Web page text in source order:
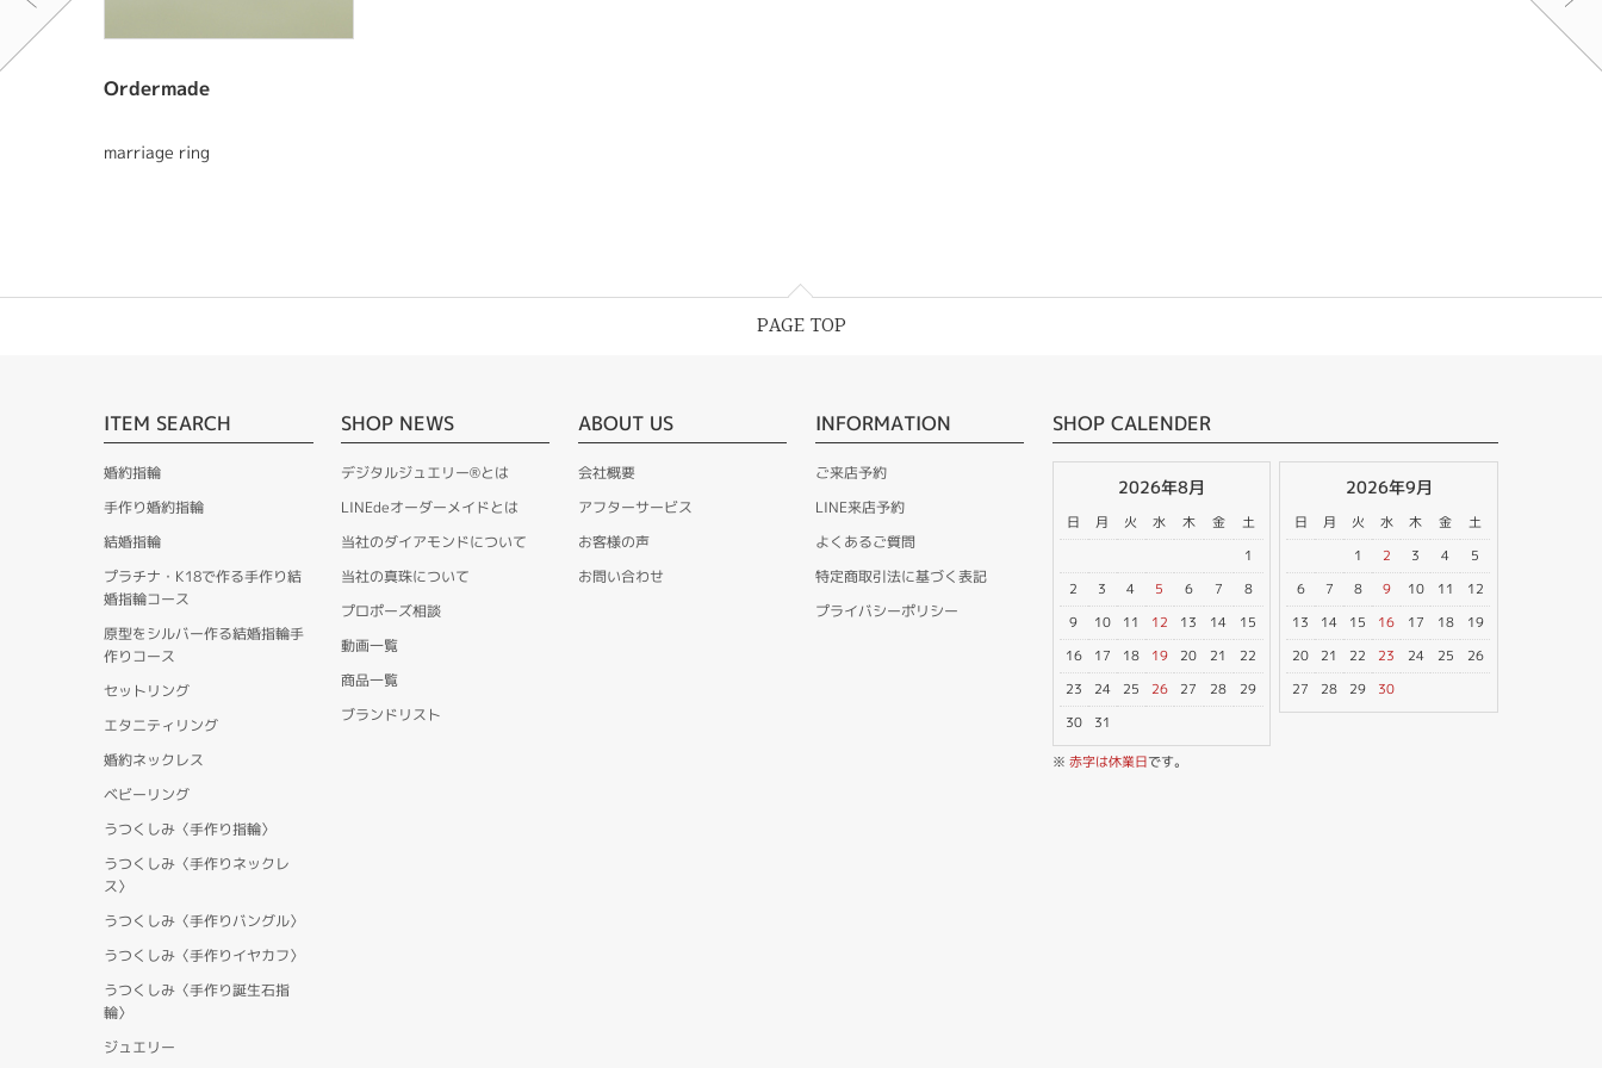
Ordermade
marriage ring
PAGE TOP
ITEM SEARCH
婚約指輪
手作り婚約指輪
結婚指輪
プラチナ・K18で作る手作り結
婚指輪コース
原型をシルバー作る結婚指輪手
作りコース
セットリング
エタニティリング
婚約ネックレス
ベビーリング
うつくしみ〈手作り指輪〉
うつくしみ〈手作りネックレ
ス〉
うつくしみ〈手作りバングル〉
うつくしみ〈手作りイヤカフ〉
うつくしみ〈手作り誕生石指
輪〉
ジュエリー
SHOP NEWS
デジタルジュエリー®とは
LINEdeオーダーメイドとは
当社のダイアモンドについて
当社の真珠について
プロポーズ相談
動画一覧
商品一覧
ブランドリスト
ABOUT US
会社概要
アフターサービス
お客様の声
お問い合わせ
INFORMATION
ご来店予約
LINE来店予約
よくあるご質問
特定商取引法に基づく表記
プライバシーポリシー
SHOP CALENDER
2026年8月
日 月 火 水 木 金
土
1
2
3 4 5 6 7
8
9
10 11 12 13 14
15
16
17 18 19 20 21
22
23
24 25 26 27 28
29
30
31
2026年9月
日 月 火 水 木 金
土
1
2 3 4
5
6
7 8 9 10 11
12
13
14 15 16 17 18
19
20
21 22 23 24 25
26
27
28 29 30
※ 赤字は休業日です。